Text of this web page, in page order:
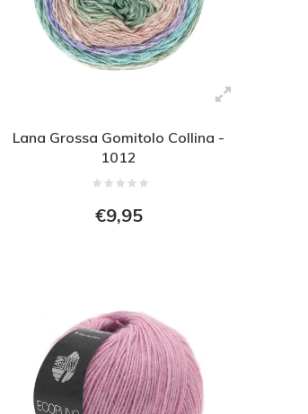
Lana Grossa Gomitolo Collina -
1012
€9,95